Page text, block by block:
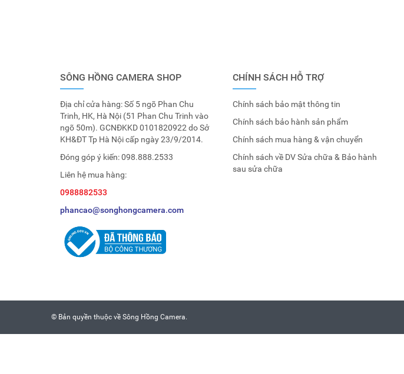
SÔNG HỒNG CAMERA SHOP
Địa chỉ cửa hàng: Số 5 ngõ Phan Chu
Trinh, HK, Hà Nội (51 Phan Chu Trinh vào
ngõ 50m). GCNĐKKD 0101820922 do Sở
KH&ĐT Tp Hà Nội cấp ngày 23/9/2014.
Đóng góp ý kiến:098.888.2533
Liên hệ mua hàng:
0988882533
phancao@songhongcamera.com
CHÍNH SÁCH HỖ TRỢ
Chính sách bảo mật thông tin
Chính sách bảo hành sản phẩm
Chính sách mua hàng & vận chuyển
Chính sách về DV Sửa chữa & Bảo hành
sau sửa chữa
© Bản quyền thuộc về Sông Hồng Camera.